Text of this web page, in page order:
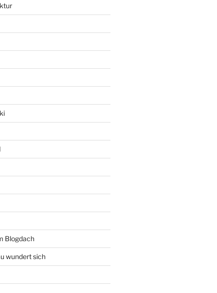
Blogdach
wundert sich